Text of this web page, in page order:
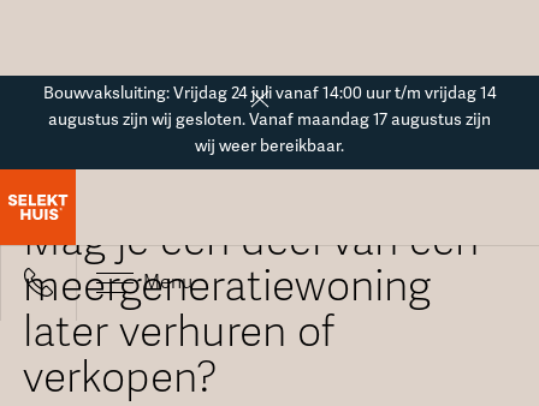
Bouwvaksluiting: Vrijdag 24 juli vanaf 14:00 uur t/m vrijdag 14
augustus zijn wij gesloten. Vanaf maandag 17 augustus zijn
wij weer bereikbaar.
Menu
Mag je een deel van een
meergeneratiewoning
later verhuren of
verkopen?